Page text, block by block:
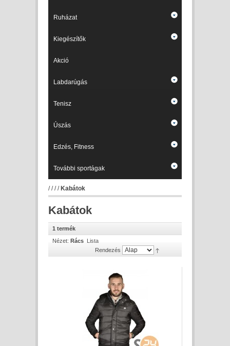
Ruházat
Kiegészítők
Akció
Labdarúgás
Tenisz
Úszás
Edzés, Fitness
További sportágak
//// Kabátok
Kabátok
1 termék
Nézet: Rács Lista
Rendezés